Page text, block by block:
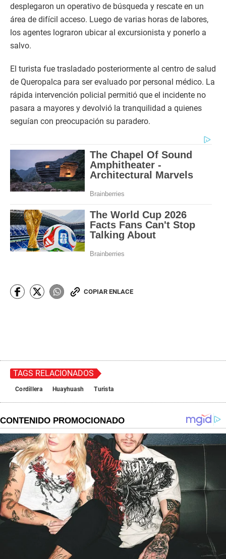
desplegaron un operativo de búsqueda y rescate en un
área de difícil acceso. Luego de varias horas de labores,
los agentes lograron ubicar al excursionista y ponerlo a
salvo.
El turista fue trasladado posteriormente al centro de salud
de Queropalca para ser evaluado por personal médico. La
rápida intervención policial permitió que el incidente no
pasara a mayores y devolvió la tranquilidad a quienes
seguían con preocupación su paradero.
COPIAR ENLACE
TAGS RELACIONADOS
Cordillera Huayhuash Turista